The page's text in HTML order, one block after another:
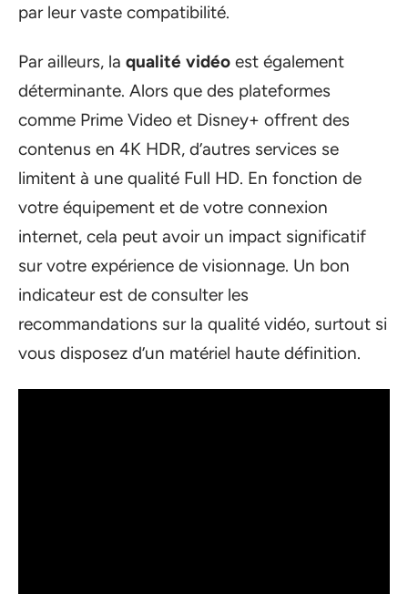
par leur vaste compatibilité.
Par ailleurs, la qualité vidéo est également
déterminante. Alors que des plateformes
comme Prime Video et Disney+ offrent des
contenus en 4K HDR, d’autres services se
limitent à une qualité Full HD. En fonction de
votre équipement et de votre connexion
internet, cela peut avoir un impact significatif
sur votre expérience de visionnage. Un bon
indicateur est de consulter les
recommandations sur la qualité vidéo, surtout si
vous disposez d’un matériel haute définition.